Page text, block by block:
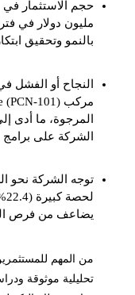
مليون دولار في
بالنمو وتحقيق
النجاح أو الفشل
المرجوة، ما أدى
الشركة على برامج
توجه الشركة نحو
يضاعف من فرص
من المهم
تحليلية موثوقة